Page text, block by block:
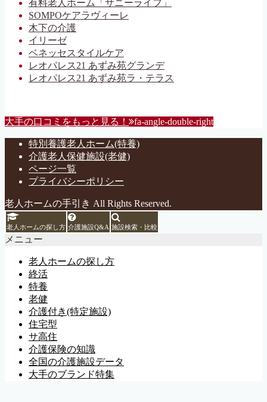
有料老人ホーム「サニーライフ」
SOMPOケアラヴィーレ
木下の介護
イリーゼ
ベネッセスタイルケア
レオパレス21 あずみ苑グランデ
レオパレス21 あずみ苑ラ・テラス
大手の口コミをもっと見る！ fa-angle-double-right
特別養護老人ホーム(特養)
介護老人保健施設(老健)
ページ一覧
プライバシーポリシー
老人ホームの手引き All Rights Reserved.
老人ホームの探し方 介護施設Q&A 施設検索・比較
メニュー
老人ホームの探し方
終活
特養
老健
介護付き(特定施設)
住宅型
サ高住
介護保険の知識
全国の介護施設データ
大手のブランド特集